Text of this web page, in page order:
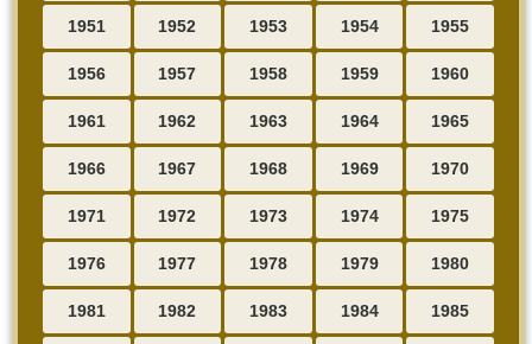
1951 1952 1953 1954 1955
1956 1957 1958 1959 1960
1961 1962 1963 1964 1965
1966 1967 1968 1969 1970
1971 1972 1973 1974 1975
1976 1977 1978 1979 1980
1981 1982 1983 1984 1985